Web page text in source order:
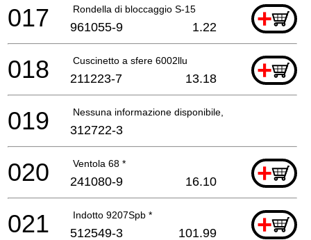
Rondella di bloccaggio S-15 +
017 961055-9 1.22
Cuscinetto a sfere 6002llu +
018 211223-7 13.18
Nessuna informazione disponibile, non ordinabile
019 312722-3
Ventola 68 * +
020 241080-9 16.10
Indotto 9207Spb * +
021 512549-3 101.99